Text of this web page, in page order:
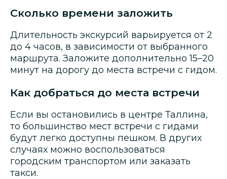
Сколько времени заложить
Длительность экскурсий варьируется от 2
до 4 часов, в зависимости от выбранного
маршрута. Заложите дополнительно 15–20
минут на дорогу до места встречи с гидом.
Как добраться до места встречи
Если вы остановились в центре Таллина,
то большинство мест встречи с гидами
будут легко доступны пешком. В других
случаях можно воспользоваться
городским транспортом или заказать
такси.